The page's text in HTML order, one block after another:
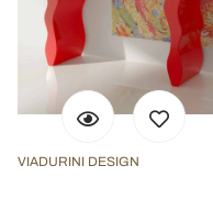
VIADURINI DESIGN